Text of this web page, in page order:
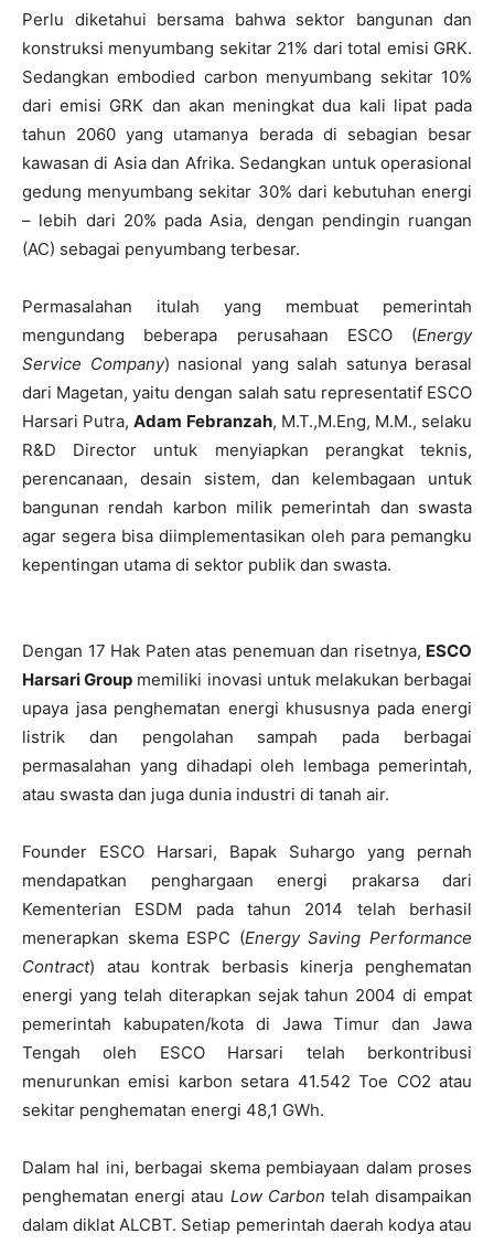
Perlu diketahui bersama bahwa sektor bangunan dan
konstruksi menyumbang sekitar 21% dari total emisi GRK.
Sedangkan embodied carbon menyumbang sekitar 10%
dari emisi GRK dan akan meningkat dua kali lipat pada
tahun 2060 yang utamanya berada di sebagian besar
kawasan di Asia dan Afrika. Sedangkan untuk operasional
gedung menyumbang sekitar 30% dari kebutuhan energi
– lebih dari 20% pada Asia, dengan pendingin ruangan
(AC) sebagai penyumbang terbesar.
Permasalahan itulah yang membuat pemerintah
mengundang beberapa perusahaan ESCO (Energy
Service Company) nasional yang salah satunya berasal
dari Magetan, yaitu dengan salah satu representatif ESCO
Harsari Putra,Adam Febranzah, M.T.,M.Eng, M.M., selaku
R&D Director untuk menyiapkan perangkat teknis,
perencanaan, desain sistem, dan kelembagaan untuk
bangunan rendah karbon milik pemerintah dan swasta
agar segera bisa diimplementasikan oleh para pemangku
kepentingan utama di sektor publik dan swasta.
Dengan 17 Hak Paten atas penemuan dan risetnya, ESCO
Harsari Group memiliki inovasi untuk melakukan berbagai
upaya jasa penghematan energi khususnya pada energi
listrik dan pengolahan sampah pada berbagai
permasalahan yang dihadapi oleh lembaga pemerintah,
atau swasta dan juga dunia industri di tanah air.
Founder ESCO Harsari, Bapak Suhargo yang pernah
mendapatkan penghargaan energi prakarsa dari
Kementerian ESDM pada tahun 2014 telah berhasil
menerapkan skema ESPC (Energy Saving Performance
Contract) atau kontrak berbasis kinerja penghematan
energi yang telah diterapkan sejak tahun 2004 di empat
pemerintah kabupaten/kota di Jawa Timur dan Jawa
Tengah oleh ESCO Harsari telah berkontribusi
menurunkan emisi karbon setara 41.542 Toe CO2 atau
sekitar penghematan energi 48,1 GWh.
Dalam hal ini, berbagai skema pembiayaan dalam proses
penghematan energi atau Low Carbon telah disampaikan
dalam diklat ALCBT. Setiap pemerintah daerah kodya atau